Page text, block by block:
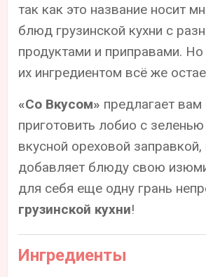
так как это название носит
блюд грузинской кухни с
продуктами и приправами.
их ингредиентом всё же
«Со Вкусом» предлагает вам
приготовить лобио с
вкусной ореховой заправкой,
добавляет блюду свою
для себя еще одну грань
грузинской кухни!
Ингредиенты